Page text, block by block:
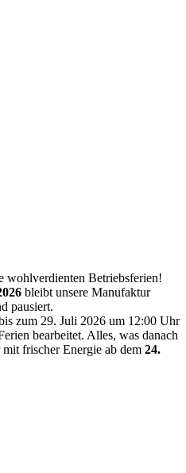
wohlverdienten Betriebsferien!
bleibt unsere Manufaktur
pausiert.
zum 29. Juli 2026 um 12:00 Uhr
bearbeitet. Alles, was danach
frischer Energie ab dem 24.